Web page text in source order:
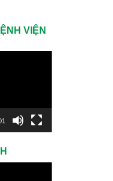
VIỆN